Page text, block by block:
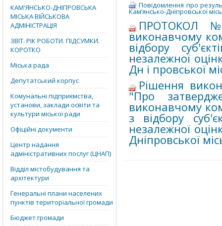
КАМ'ЯНСЬКО-ДНІПРОВСЬКА
МІСЬКА ВІЙСЬКОВА
АДМІНІСТРАЦІЯ
ЗВІТ. РІК РОБОТИ. ПІДСУМКИ.
КОРОТКО
Міська рада
Депутатський корпус
Комунальні підприємства,
установи, заклади освіти та
культури міської ради
Офіційні документи
Центр надання
адміністративних послуг (ЦНАП)
Відділ містобудування та
архітектури
Генеральні плани населених
пунктів територіальної громади
Бюджет громади
Повідомлення про
Кам’янсько-Дніпровської
виконавчому
відбору
незалежної
Дн і провської
Рішення
"Про
виконавчому ком
з відбору
незалежної
Дніпровської